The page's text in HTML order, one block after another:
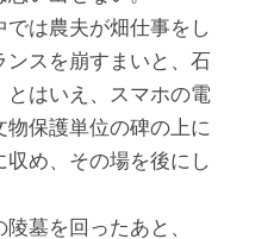
は農夫が畑仕事をし
ンスを崩すまいと、石
はいえ、スマホの電
保護単位の碑の上に
め、その場を後にし
墓を回ったあと、